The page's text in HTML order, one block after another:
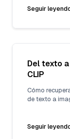
Seguir
Del texto
CLIP
Cómo
de texto a
Seguir